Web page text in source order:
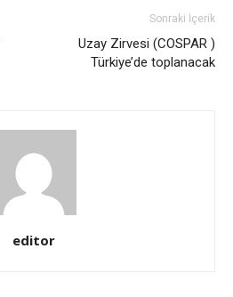
Sonraki İçerik
Uzay Zirvesi (COSPAR )
Türkiye’de toplanacak
editor